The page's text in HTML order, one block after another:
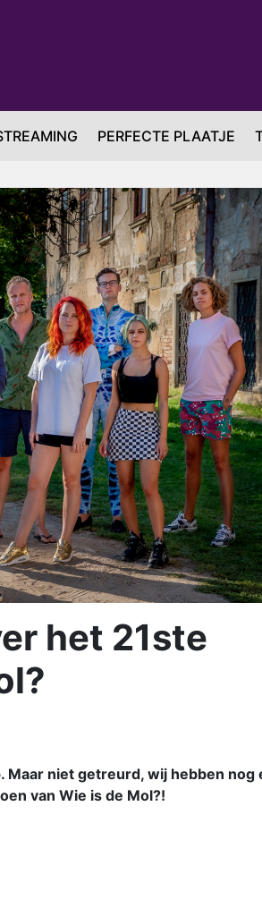
PERFECTE PLAATJE
het 21ste
Maar niet getreurd, wij hebben nog
van Wie is de Mol?!